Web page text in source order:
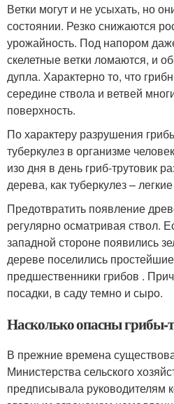
Ветки могут и не усыхать, но
состоянии. Резко снижаются
урожайность. Под напором
скелетные ветки ломаются, и
дупла. Характерно то, что
середине ствола и ветвей
поверхность.
По характеру разрушения
туберкулез в организме
изо дня в день гриб-трутовик
дерева, как туберкулез –
Предотвратить появление
регулярно осматривая ствол.
западной стороне появились
дереве поселились
предшественники грибов .
посадки, в саду темно и сыро.
Насколько опасны грибы-
В прежние времена
Министерства сельского
предписывала руководителям